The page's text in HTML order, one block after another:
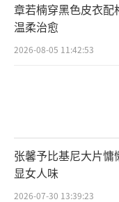
章若楠穿黑色皮衣配
温柔治愈
2026-08-05 11:42:53
张馨予比基尼大片
显女人味
2026-07-30 13:39:23